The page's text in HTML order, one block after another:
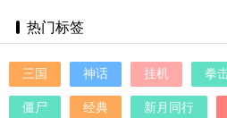
热门标签
三国 神话 挂机 拳
僵尸 经典 新月同行